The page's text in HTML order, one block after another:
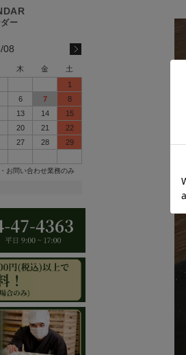
08
木 金
土
1
6 7
8
13 14
15
20 21
22
27 28
29
お問い合わせ業務のみ